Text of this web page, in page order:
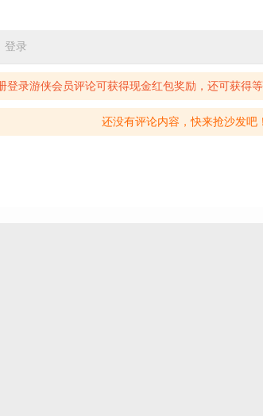
登录
登录游侠会员评论可获得现金红包奖励，还可获得
还没有评论内容，快来抢沙发吧！